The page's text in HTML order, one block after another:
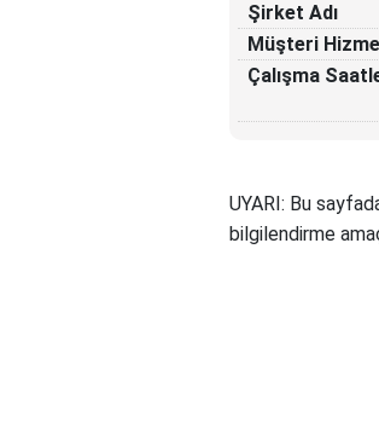
Şirket Adı
Müşteri
Çalışma
UYARI: Bu
bilgilendirme